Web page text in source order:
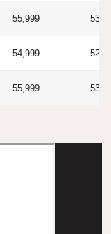
55,999
54,999
55,999